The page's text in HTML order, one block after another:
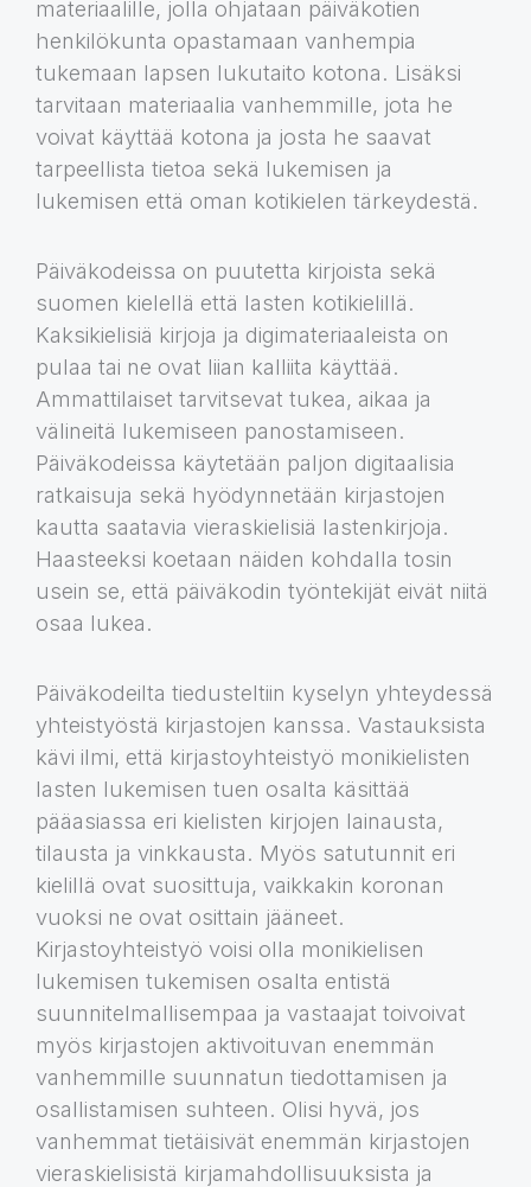
materiaalille, jolla ohjataan päiväkotien
henkilökunta opastamaan vanhempia
tukemaan lapsen lukutaito kotona. Lisäksi
tarvitaan materiaalia vanhemmille, jota he
voivat käyttää kotona ja josta he saavat
tarpeellista tietoa sekä lukemisen ja
lukemisen että oman kotikielen tärkeydestä.
Päiväkodeissa on puutetta kirjoista sekä
suomen kielellä että lasten kotikielillä.
Kaksikielisiä kirjoja ja digimateriaaleista on
pulaa tai ne ovat liian kalliita käyttää.
Ammattilaiset tarvitsevat tukea, aikaa ja
välineitä lukemiseen panostamiseen.
Päiväkodeissa käytetään paljon digitaalisia
ratkaisuja sekä hyödynnetään kirjastojen
kautta saatavia vieraskielisiä lastenkirjoja.
Haasteeksi koetaan näiden kohdalla tosin
usein se, että päiväkodin työntekijät eivät niitä
osaa lukea.
Päiväkodeilta tiedusteltiin kyselyn yhteydessä
yhteistyöstä kirjastojen kanssa. Vastauksista
kävi ilmi, että kirjastoyhteistyö monikielisten
lasten lukemisen tuen osalta käsittää
pääasiassa eri kielisten kirjojen lainausta,
tilausta ja vinkkausta. Myös satutunnit eri
kielillä ovat suosittuja, vaikkakin koronan
vuoksi ne ovat osittain jääneet.
Kirjastoyhteistyö voisi olla monikielisen
lukemisen tukemisen osalta entistä
suunnitelmallisempaa ja vastaajat toivoivat
myös kirjastojen aktivoituvan enemmän
vanhemmille suunnatun tiedottamisen ja
osallistamisen suhteen. Olisi hyvä, jos
vanhemmat tietäisivät enemmän kirjastojen
vieraskielisistä kirjamahdollisuuksista ja